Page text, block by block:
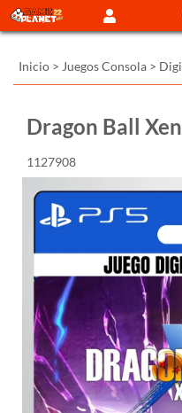
Inicio > Juegos Consola >
Dragon Ball
1127908